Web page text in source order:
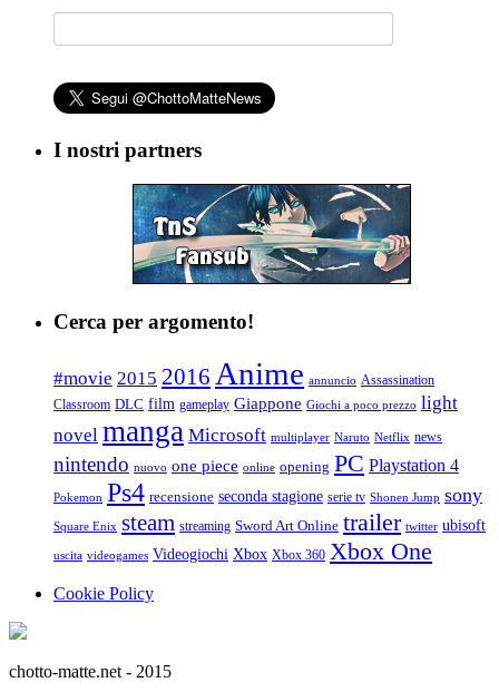
I nostri partners
Cerca per argomento!
#movie 2015 2016 Anime annuncio Assassination
Classroom DLC film gameplay Giappone Giochi a poco prezzo light
novel manga Microsoft multiplayer Naruto Netflix news
nintendo nuovo one piece online opening PC Playstation 4
Pokemon Ps4 recensione seconda stagione serie tv Shonen Jump sony
Square Enix steam streaming Sword Art Online trailer twitter ubisoft
uscita videogames Videogiochi Xbox Xbox 360 Xbox One
Cookie Policy
chotto-matte.net - 2015